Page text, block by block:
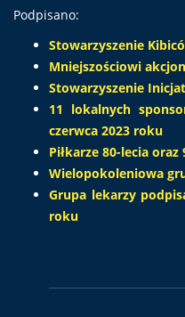
Podpisano:
Stowarzyszenie
Mniejszościowi
Stowarzyszenie
11 lokalnych
czerwca 2023 roku
Piłkarze 80-lecia
Wielopokoleniowa
Grupa lekarzy
roku